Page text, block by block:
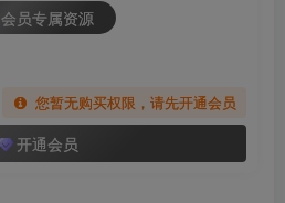
会员专属资源
您暂无购买权限，请先开通会员
开通会员